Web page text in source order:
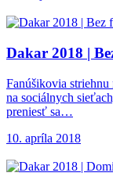
Dakar 2018 |
Fanúšikovia
na sociálnych
preniesť sa…
10. apríla 2018